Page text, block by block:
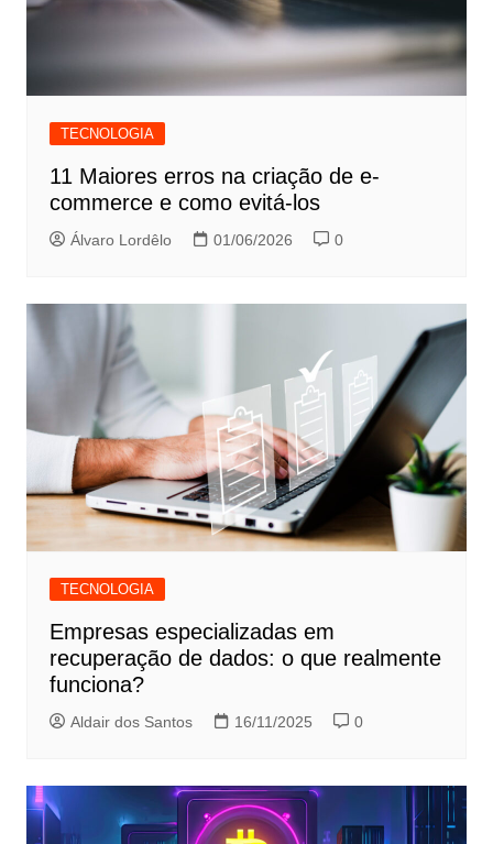
TECNOLOGIA
11 Maiores erros na criação de e-
commerce e como evitá-los
Álvaro Lordêlo 01/06/2026 0
TECNOLOGIA
Empresas especializadas em
recuperação de dados: o que realmente
funciona?
Aldair dos Santos 16/11/2025 0